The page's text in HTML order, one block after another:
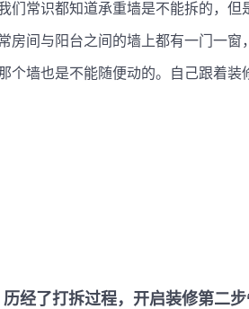
们常识都知道承重墙是不能拆的，
房间与阳台之间的墙上都有一门一
个墙也是不能随便动的。自己跟着
历经了打拆过程，开启装修第二步